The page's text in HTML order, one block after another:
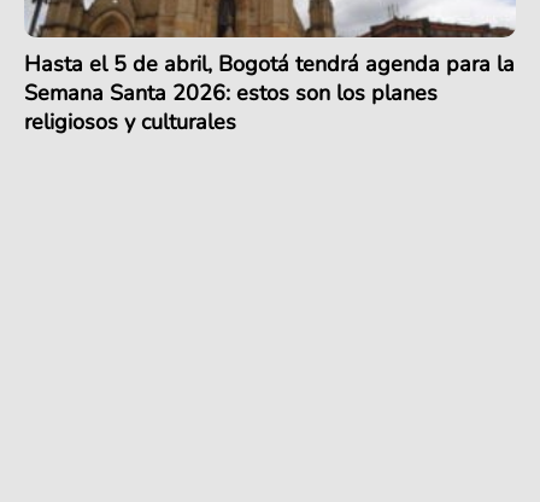
Hasta el 5 de abril, Bogotá tendrá agenda para la
Semana Santa 2026: estos son los planes
religiosos y culturales